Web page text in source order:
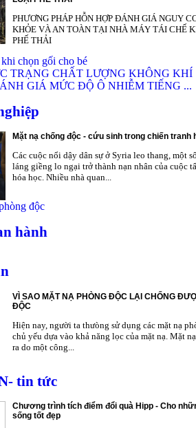
PHƯƠNG PHÁP HỖN HỢP ĐÁNH GIÁ NGUY
KHỎE VÀ AN TOÀN TẠI NHÀ MÁY TÁI CHẾ
PHẾ THẢI
chọn gối cho bé
TRẠNG CHẤT LƯỢNG KHÔNG KHÍ
GIÁ MỨC ĐỘ Ô NHIỄM TIẾNG ...
Mặt nạ chống độc - cứu sinh trong chiến tranh
Các cuộc nổi dậy dân sự ở Syria leo thang, một
láng giềng lo ngại trở thành nạn nhân của cuộc
hóa học. Nhiều nhà quan...
độc
hành
VÌ SAO MẶT NẠ PHÒNG ĐỘC LẠI CHỐNG
ĐỘC
Hiện nay, người ta thưòng sử dụng các mặt nạ
chủ yếu dựa vào khả năng lọc của mặt nạ. Mặt
ra do một công...
tin tức
Chương trình tích điểm đổi quà Hipp - Cho
sống tốt đẹp